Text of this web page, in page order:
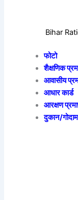
Bihar
फोटो
शैक्षणिक
आवासीय
आधार कार्ड
आरक्षण
दुकान/